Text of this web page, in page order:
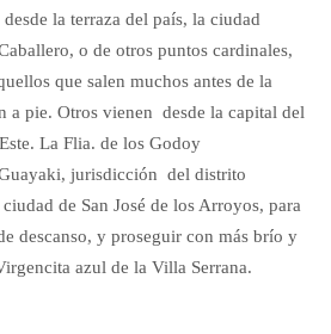
la terraza del país, la ciudad
o de otros puntos cardinales,
que salen muchos antes de la
a pie. Otros vienen desde la capital del
La Flia. de los Godoy
jurisdicción del distrito
de San José de los Arroyos, para
descanso, y proseguir con más brío y
azul de la Villa Serrana.